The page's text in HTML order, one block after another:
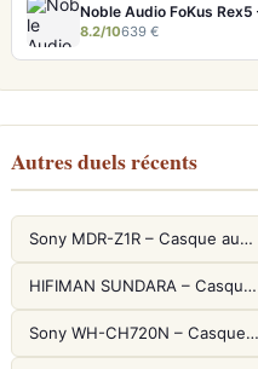
8.2/10639 €
Autres duels récents
Sony MDR-Z1R – Casque audiophile fermé haute résolution
HIFIMAN SUNDARA – Casque Planar Magnetic Ouvert Over-Ear Audiophile
Sony WH-CH720N – Casque ANC 35h, Ultra-léger (192g) avec Processeur V1